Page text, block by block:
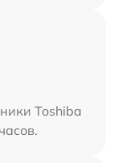
Toshiba